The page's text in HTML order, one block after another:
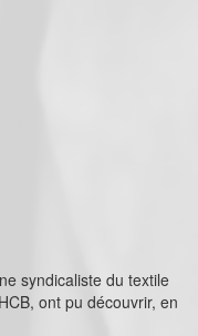
syndicaliste du textile
ont pu découvrir, en